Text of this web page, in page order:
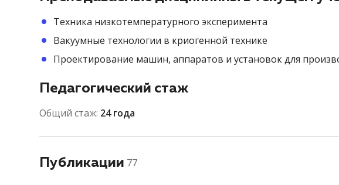
Техника низкотемпературного эксперимента
Вакуумные технологии в криогенной технике
Проектирование машин, аппаратов и установок для
Педагогический стаж
Общий стаж: 24 года
Публикации 77